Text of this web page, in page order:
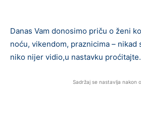
Danas Vam donosimo priču o ženi
noću, vikendom, praznicima – nikad
niko nijer vidio,u nastavku
Sadržaj se nastavlja nakon